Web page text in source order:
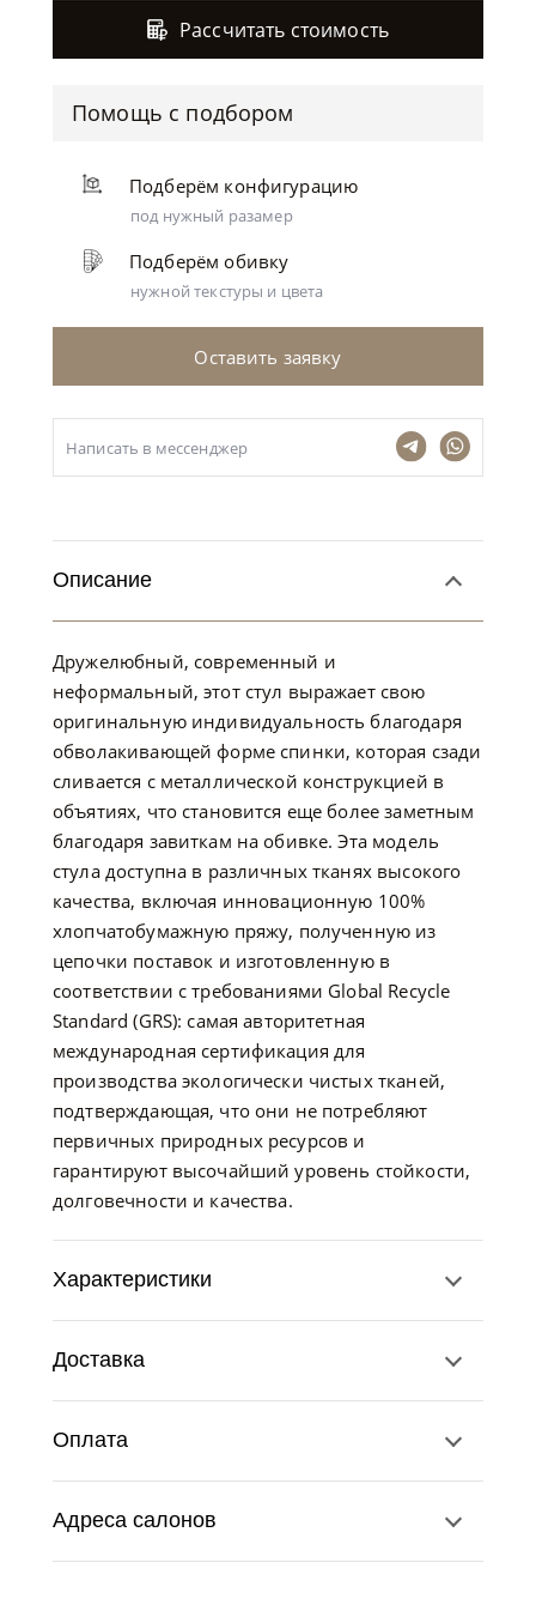
Рассчитать стоимость
Помощь с подбором
Подберём конфигурацию
под нужный разамер
Подберём обивку
нужной текстуры и цвета
Оставить заявку
Написать в мессенджер
Описание
Дружелюбный, современный и
неформальный, этот стул выражает свою
оригинальную индивидуальность благодаря
обволакивающей форме спинки, которая сзади
сливается с металлической конструкцией в
объятиях, что становится еще более заметным
благодаря завиткам на обивке. Эта модель
стула доступна в различных тканях высокого
качества, включая инновационную 100%
хлопчатобумажную пряжу, полученную из
цепочки поставок и изготовленную в
соответствии с требованиями Global Recycle
Standard (GRS): самая авторитетная
международная сертификация для
производства экологически чистых тканей,
подтверждающая, что они не потребляют
первичных природных ресурсов и
гарантируют высочайший уровень стойкости,
долговечности и качества.
Характеристики
Доставка
Оплата
Адреса салонов